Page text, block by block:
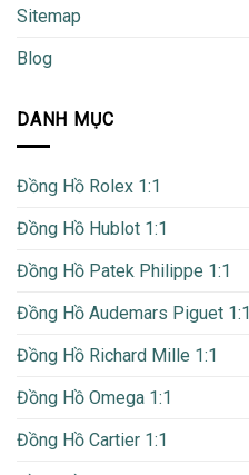
Sitemap
Blog
DANH MỤC
Đồng Hồ Rolex 1:1
Đồng Hồ Hublot 1:1
Đồng Hồ Patek Philippe 1:1
Đồng Hồ Audemars Piguet 1:1
Đồng Hồ Richard Mille 1:1
Đồng Hồ Omega 1:1
Đồng Hồ Cartier 1:1